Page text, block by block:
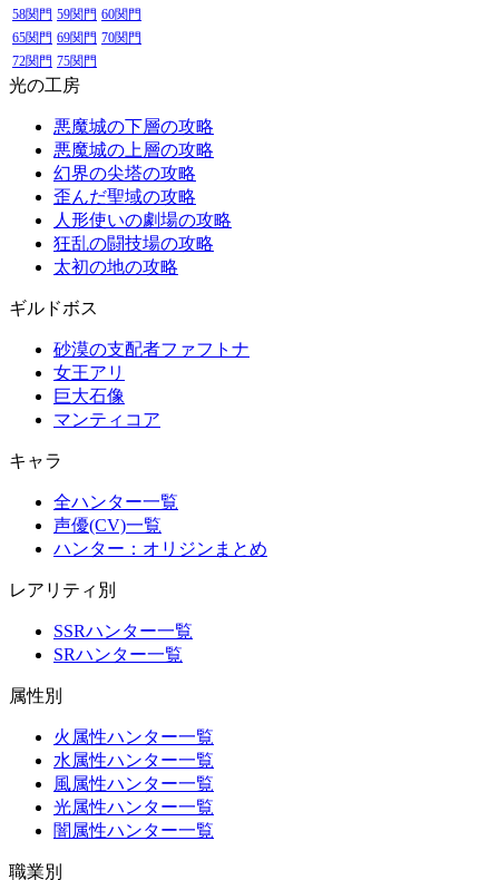
58関門 59関門 60関門
65関門 69関門 70関門
72関門 75関門
光の工房
悪魔城の下層の攻略
悪魔城の上層の攻略
幻界の尖塔の攻略
歪んだ聖域の攻略
人形使いの劇場の攻略
狂乱の闘技場の攻略
太初の地の攻略
ギルドボス
砂漠の支配者ファフトナ
女王アリ
巨大石像
マンティコア
キャラ
全ハンター一覧
声優(CV)一覧
ハンター：オリジンまとめ
レアリティ別
SSRハンター一覧
SRハンター一覧
属性別
火属性ハンター一覧
水属性ハンター一覧
風属性ハンター一覧
光属性ハンター一覧
闇属性ハンター一覧
職業別